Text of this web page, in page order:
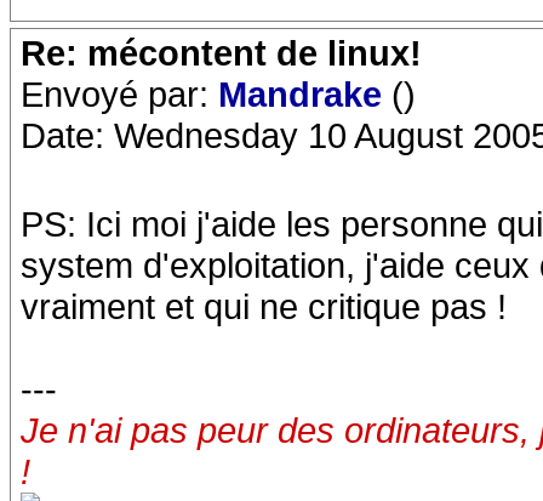
Re: mécontent de linux!
Envoyé par: Mandrake ()
Date: Wednesday 10 August
PS: Ici moi j'aide les personne
system d'exploitation, j'aide
vraiment et qui ne critique pas !
---
Je n'ai pas peur des
!